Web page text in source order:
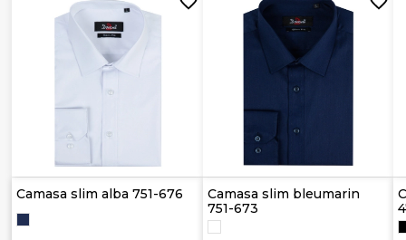
Camasa slim alba 751-676
Camasa slim bleumarin
751-673